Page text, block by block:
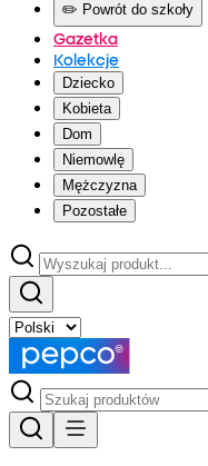
✏️ Powrót do szkoły
Gazetka
Kolekcje
Dziecko
Kobieta
Dom
Niemowlę
Mężczyzna
Pozostałe